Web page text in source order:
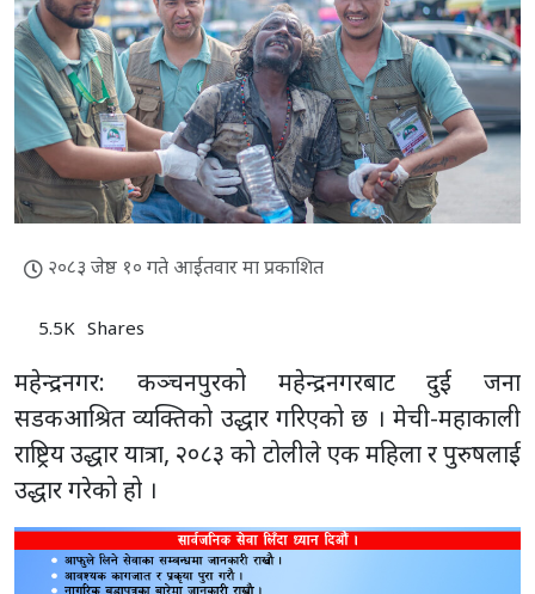
२०८३ जेष्ठ १० गते आईतवार मा प्रकाशित
5.5K Shares
महेन्द्रनगर: कञ्चनपुरको महेन्द्रनगरबाट दुई जना
सडकआश्रित व्यक्तिको उद्धार गरिएको छ । मेची-महाकाली
राष्ट्रिय उद्धार यात्रा, २०८३ को टोलीले एक महिला र पुरुषलाई
उद्धार गरेको हो ।